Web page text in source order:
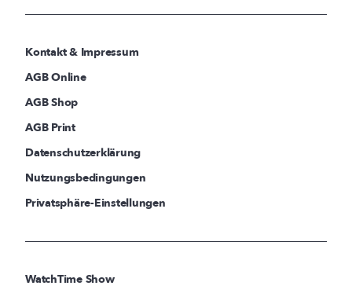
Kontakt & Impressum
AGB Online
AGB Shop
AGB Print
Datenschutzerklärung
Nutzungsbedingungen
Privatsphäre-Einstellungen
WatchTime Show